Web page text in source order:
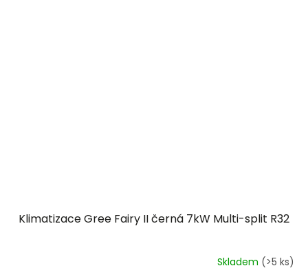
Klimatizace Gree Fairy II černá 7kW Multi-split R32
Skladem (>5 ks)